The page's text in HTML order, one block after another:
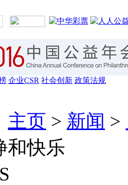
企业CSR 社会创新 政策法规
主页 > 新闻 >
和快乐